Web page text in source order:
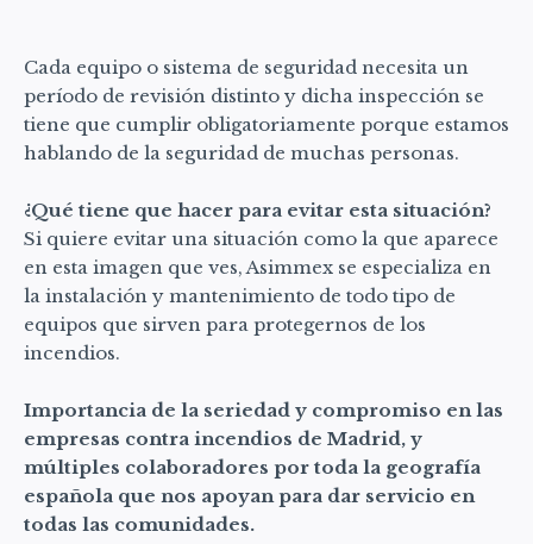
Cada equipo o sistema de seguridad necesita un
período de revisión distinto y dicha inspección se
tiene que cumplir obligatoriamente porque estamos
hablando de la seguridad de muchas personas.
¿Qué tiene que hacer para evitar esta situación?
Si quiere evitar una situación como la que aparece
en esta imagen que ves, Asimmex se especializa en
la instalación y mantenimiento de todo tipo de
equipos que sirven para protegernos de los
incendios.
Importancia de la seriedad y compromiso en las
empresas contra incendios de Madrid, y
múltiples colaboradores por toda la geografía
española que nos apoyan para dar servicio en
todas las comunidades.